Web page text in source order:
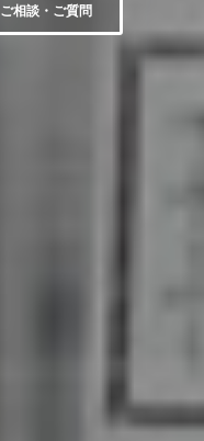
ご相談・ご質問